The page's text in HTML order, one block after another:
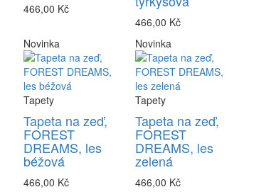
466,00 Kč
466,00 Kč
Novinka
Tapety
Tapeta na zeď,
FOREST
DREAMS, les
béžová
466,00 Kč
Novinka
Tapety
Tapeta na zeď,
FOREST
DREAMS, les
zelená
466,00 Kč